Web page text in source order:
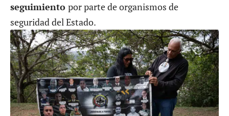
seguimiento por parte de organismos de
seguridad del Estado.